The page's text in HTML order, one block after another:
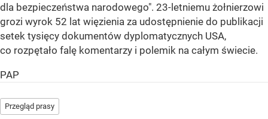
dla bezpieczeństwa narodowego". 23-letniemu żołnierzowi
grozi wyrok 52 lat więzienia za udostępnienie do publikacji
setek tysięcy dokumentów dyplomatycznych USA,
co rozpętało falę komentarzy i polemik na całym świecie.
PAP
Przegląd prasy